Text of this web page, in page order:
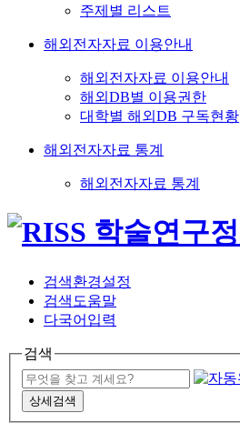
주제별 리스트
해외전자자료 이용안내
해외전자자료 이용안내
해외DB별 이용권한
대학별 해외DB 구독현황
해외전자자료 통계
해외전자자료 통계
검색환경설정
검색도움말
다국어입력
검색
상세검색